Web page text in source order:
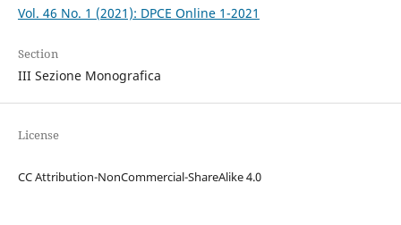
Vol. 46 No. 1 (2021): DPCE Online 1-2021
Section
III Sezione Monografica
License
CC Attribution-NonCommercial-ShareAlike 4.0